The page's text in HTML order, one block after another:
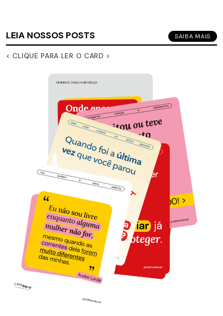
LEIA NOSSOS POSTS SAIBA MAIS
< CLIQUE PARA LER O CARD >